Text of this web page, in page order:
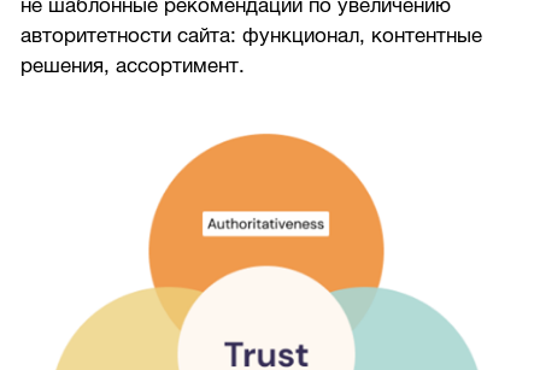
не шаблонные рекомендации по увеличению
авторитетности сайта: функционал, контентные
решения, ассортимент.